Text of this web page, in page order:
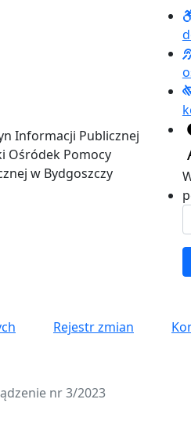
Informacji Publicznej
Ośródek Pomocy
w Bydgoszczy
Rejestr zmian
nr 3/2023